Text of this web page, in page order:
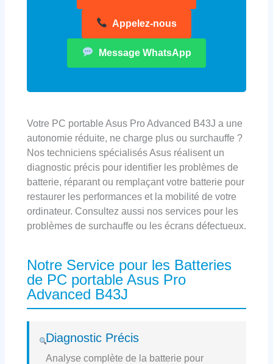
Appelez-nous
Message WhatsApp
Votre PC portable Asus Pro Advanced B43J a une
autonomie réduite, ne charge plus ou surchauffe ?
Nos techniciens spécialisés Asus réalisent un
diagnostic précis pour identifier les problèmes de
batterie, réparant ou remplaçant votre batterie pour
restaurer les performances et la mobilité de votre
ordinateur. Consultez aussi nos services pour les
problèmes de surchauffe ou les écrans défectueux.
Notre Service pour les Batteries
de PC portable Asus Pro
Advanced B43J
Diagnostic Précis
Analyse complète de la batterie pour